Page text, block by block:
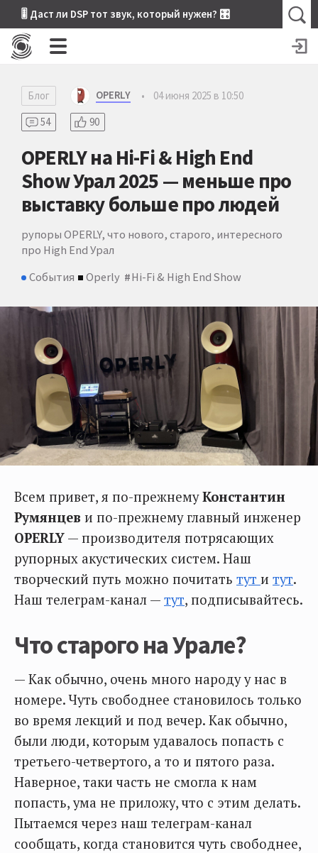
🎚 Даст ли DSP тот звук, который нужен? 🎛
Блог OPERLY •
04 июня 2025 в 10:50
54
90
OPERLY на Hi-Fi & High End
Show Урал 2025 — меньше про
выставку больше про людей
рупоры OPERLY, что нового, старого, интересного
про High End Урал
События
Operly Hi-Fi & High End Show
Всем привет, я по-прежнемуКонстантин
Румянцев и по-прежнему главный инженер
OPERLY — производителя потрясающих
рупорных акустических систем. Наш
творческий путь можно почитать тут и тут.
Наш телеграм-канал — тут, подписывайтесь.
Что старого на Урале?
— Как обычно, очень много народу у нас в
номере. Чуть свободнее становилось только
во время лекций и под вечер. Как обычно,
были люди, которым удавалось попасть с
третьего-четвертого, а то и пятого раза.
Наверное, таки часть не смогла к нам
попасть, ума не приложу, что с этим делать.
Пытаемся через наш телеграм-канал
сообщать, когда становится чуть свободнее,